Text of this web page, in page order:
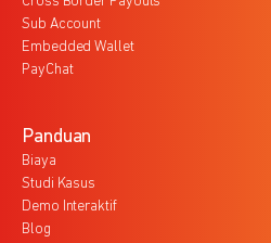
Sub Account
Embedded Wallet
PayChat
Panduan
Biaya
Studi Kasus
Demo Interaktif
Blog